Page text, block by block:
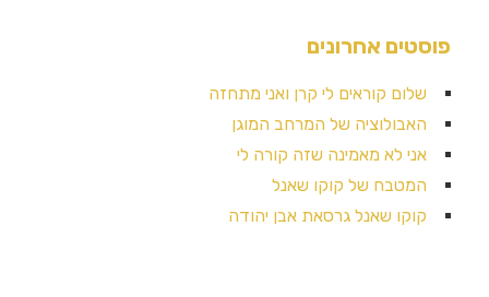
פוסטים אחרונים
שלום קוראים לי קרן ואני מתחזה
האבולוציה של המרחב המוגן
אני לא מאמינה שזה קורה לי
המטבח של קוקו שאנל
קוקו שאנל גרסאת אבן יהודה